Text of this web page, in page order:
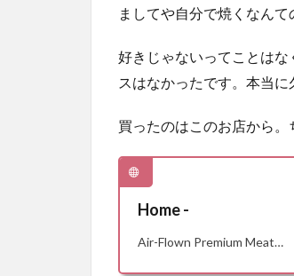
ましてや自分で焼くなんて
好きじゃないってことは
スはなかったです。本当に
買ったのはこのお店から。
Home -
Air-Flown Premium Meat…